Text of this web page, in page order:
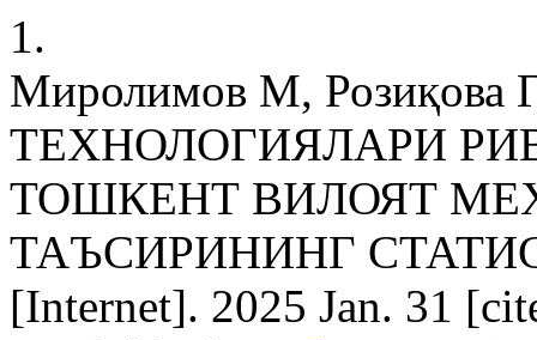
1.
Миролимов М,
ТЕХНОЛОГИЯЛАРИ
ТОШКЕНТ ВИЛОЯТ
ТАЪСИРИНИНГ
[Internet]. 2025 Jan. 31